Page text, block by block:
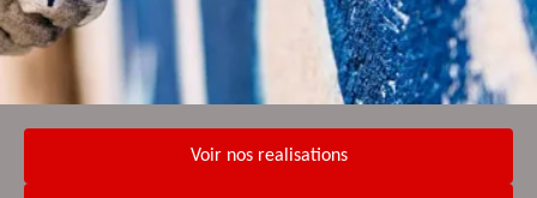
Voir nos realisations